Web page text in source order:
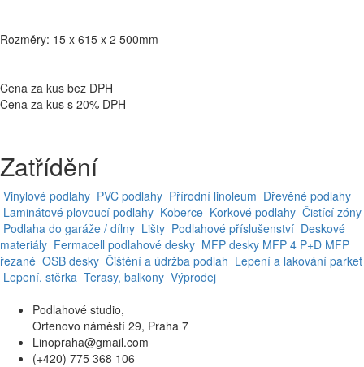
Rozměry: 15 x 615 x 2 500mm
Cena za kus bez DPH
Cena za kus s 20% DPH
Zatřídění
Vinylové podlahy PVC podlahy Přírodní linoleum Dřevěné podlahy
Laminátové plovoucí podlahy Koberce Korkové podlahy Čistící zóny
Podlaha do garáže / dílny Lišty Podlahové příslušenství Deskové
materiály Fermacell podlahové desky MFP desky MFP 4 P+D MFP
řezané OSB desky Čištění a údržba podlah Lepení a lakování parket
Lepení, stěrka Terasy, balkony Výprodej
Podlahové studio,
Ortenovo náměstí 29, Praha 7
Linopraha@gmail.com
(+420) 775 368 106